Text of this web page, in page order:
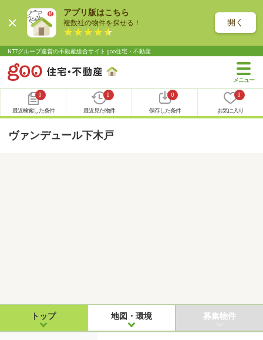
アプリ版はこちら
複数社の物件を探せる！ 開く
NTTグループ運営の不動産総合サイト goo住宅・不動産
0
最近検索した条件
0
最近見た物件
0
保存した条件
0
お気に入り
ヴァンデュール下木戸
トップ 地図・環境 募集物件